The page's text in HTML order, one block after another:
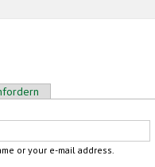
or your e-mail address.